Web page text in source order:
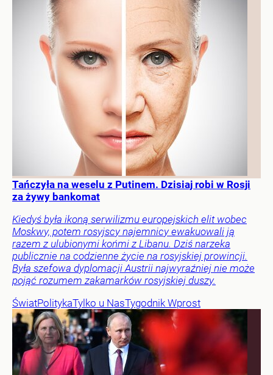
Tańczyła na weselu z Putinem. Dzisiaj robi w Rosji
za żywy bankomat
Kiedyś była ikoną serwilizmu europejskich elit wobec
Moskwy, potem rosyjscy najemnicy ewakuowali ją
razem z ulubionymi końmi z Libanu. Dziś narzeka
publicznie na codzienne życie na rosyjskiej prowincji.
Była szefowa dyplomacji Austrii najwyraźniej nie może
pojąć rozumem zakamarków rosyjskiej duszy.
ŚwiatPolitykaTylko u NasTygodnik Wprost